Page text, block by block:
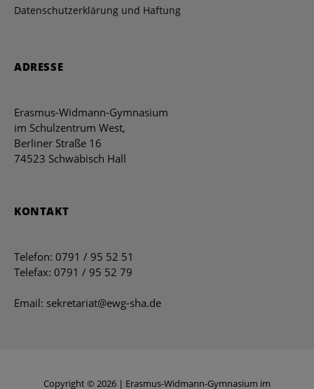
Datenschutzerklärung und Haftung
ADRESSE
Erasmus-Widmann-Gymnasium
im Schulzentrum West,
Berliner Straße 16
74523 Schwäbisch Hall
KONTAKT
Telefon: 0791 / 95 52 51
Telefax: 0791 / 95 52 79
Email: sekretariat@ewg-sha.de
Copyright © 2026 | Erasmus-Widmann-Gymnasium im